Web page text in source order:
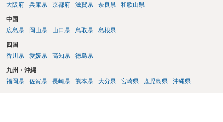
大阪府
兵庫県 京都府 滋賀県 奈良県 和歌山県
中国
広島県
岡山県 山口県 鳥取県 島根県
四国
香川県
愛媛県 高知県 徳島県
九州・沖縄
福岡県
佐賀県 長崎県 熊本県 大分県 宮崎県 鹿児島県 沖縄県